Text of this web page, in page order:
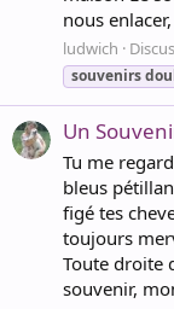
nous
ludwich
souvenirs
Un
Tu me
bleus
figé tes
toujours
Toute droite
souvenir,